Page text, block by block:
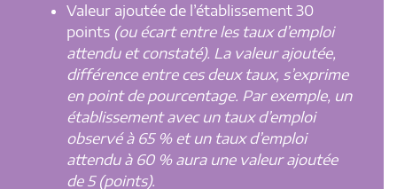
Valeur ajoutée de l’établissement 30
points (ou écart entre les taux d’emploi
attendu et constaté). La valeur ajoutée,
différence entre ces deux taux, s’exprime
en point de pourcentage. Par exemple, un
établissement avec un taux d’emploi
observé à 65 % et un taux d’emploi
attendu à 60 % aura une valeur ajoutée
de 5 (points).